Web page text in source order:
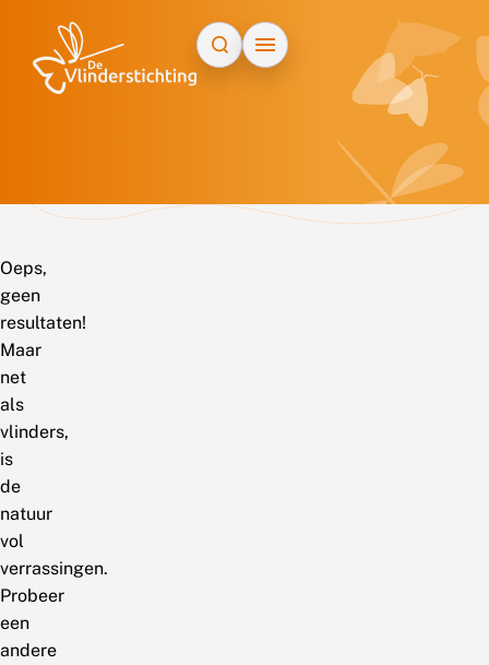
Oeps,
geen
resultaten!
Maar
net
als
vlinders,
is
de
natuur
vol
verrassingen.
Probeer
een
andere